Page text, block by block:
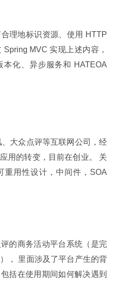
理地标识资源、使用 HTTP
MVC 实现上述内容，
化、异步服务和 HATEOA
大众点评等互联网公司，经
用的转变，目前在创业。 关
重用性设计，中间件，SOA
的商务活动平台系统（是完
， 里面涉及了平台产生的背
括在使用期间如何解决遇到